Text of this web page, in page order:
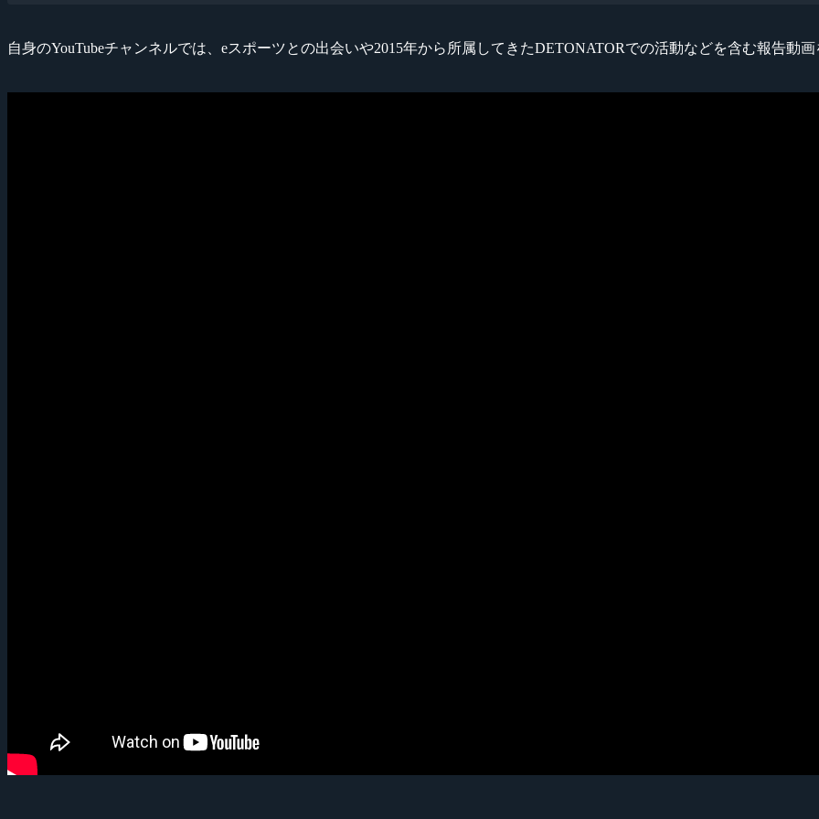
自身のYouTubeチャンネルでは、eスポーツとの出会いや2015年から所属してきたDETONATORでの活動などを含む報告動画